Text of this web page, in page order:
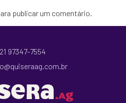
publicar um comentário.
21 97347-7554